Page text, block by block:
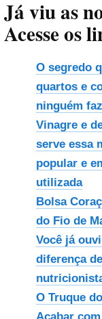
Já viu as
Acesse os
O segredo
quartos e
ninguém
Vinagre e
serve essa
popular e
utilizada
Bolsa
do Fio de
Você já
diferença
O Truque